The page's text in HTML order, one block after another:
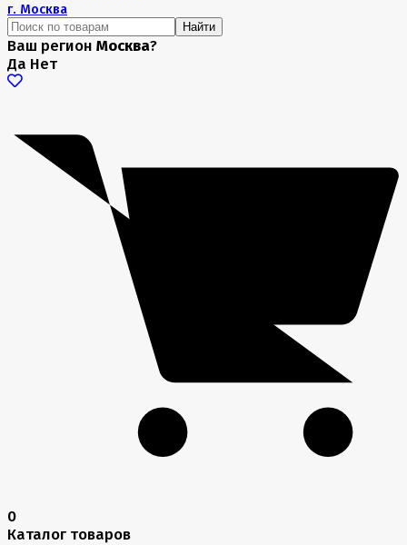
г. Москва
Найти
Ваш регион Москва?
Да Нет
0
Каталог товаров